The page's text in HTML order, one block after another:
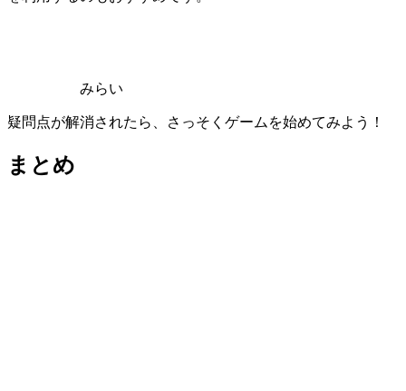
みらい
疑問点が解消されたら、さっそくゲームを始めてみよう！
まとめ